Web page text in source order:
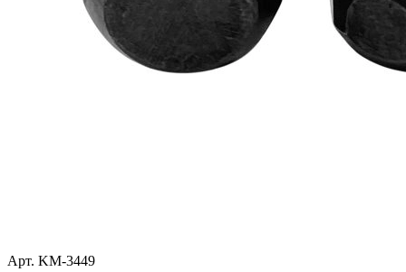
Арт. KM-3449